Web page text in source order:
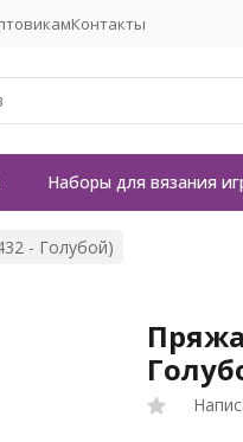
Контакты
Наборы для вязания
- Голубой)
Пряжа